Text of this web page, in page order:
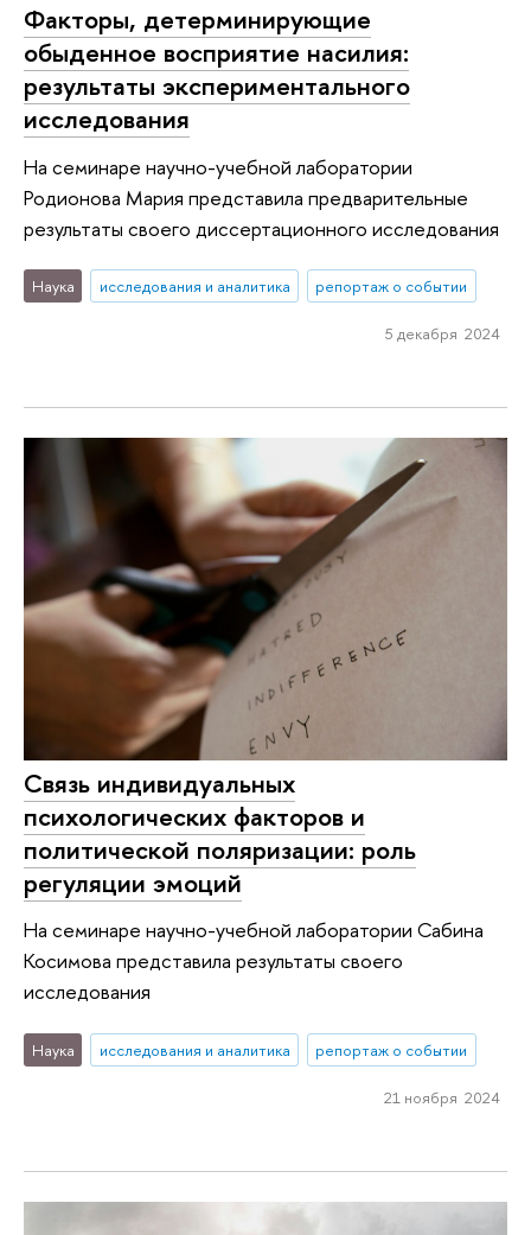
Факторы, детерминирующие
обыденное восприятие насилия:
результаты экспериментального
исследования
На семинаре научно-учебной лаборатории
Родионова Мария представила предварительные
результаты своего диссертационного исследования
Наука исследования и аналитика репортаж о событии
5 декабря 2024
Связь индивидуальных
психологических факторов и
политической поляризации: роль
регуляции эмоций
На семинаре научно-учебной лаборатории Сабина
Косимова представила результаты своего
исследования
Наука исследования и аналитика репортаж о событии
21 ноября 2024